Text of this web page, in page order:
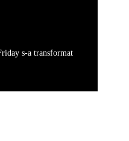
s-a transformat